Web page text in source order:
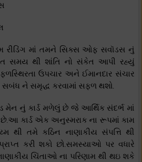
રીડિંગ માં તમને સિક્સ ઓફ સવૉડસ નું
સમય થી શાંતિ નો સંકેત આપી રહ્યું
ઉપચાર અને ઈમાનદાર સંચાર
સબંધ ને સમૃદ્ધ કરવામાં સફળ થશો.
મેન નું કાર્ડ મળેલું છે જે આર્થિક સંદર્ભ માં
છે.આ કાર્ડ એક અનુસ્મરાક ના રૂપમાં કામ
થી તમે કઠિન નાણાકીય સંપત્તિ થી
કરી શકો છો.સમસ્યાઓ પર વધારે
ચિંતાઓ ના પરિણામ થી થઇ શકે